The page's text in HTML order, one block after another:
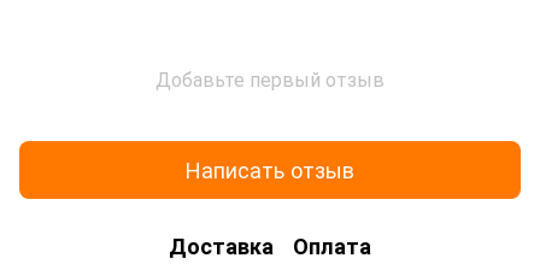
Добавьте первый отзыв
Написать отзыв
Доставка Оплата